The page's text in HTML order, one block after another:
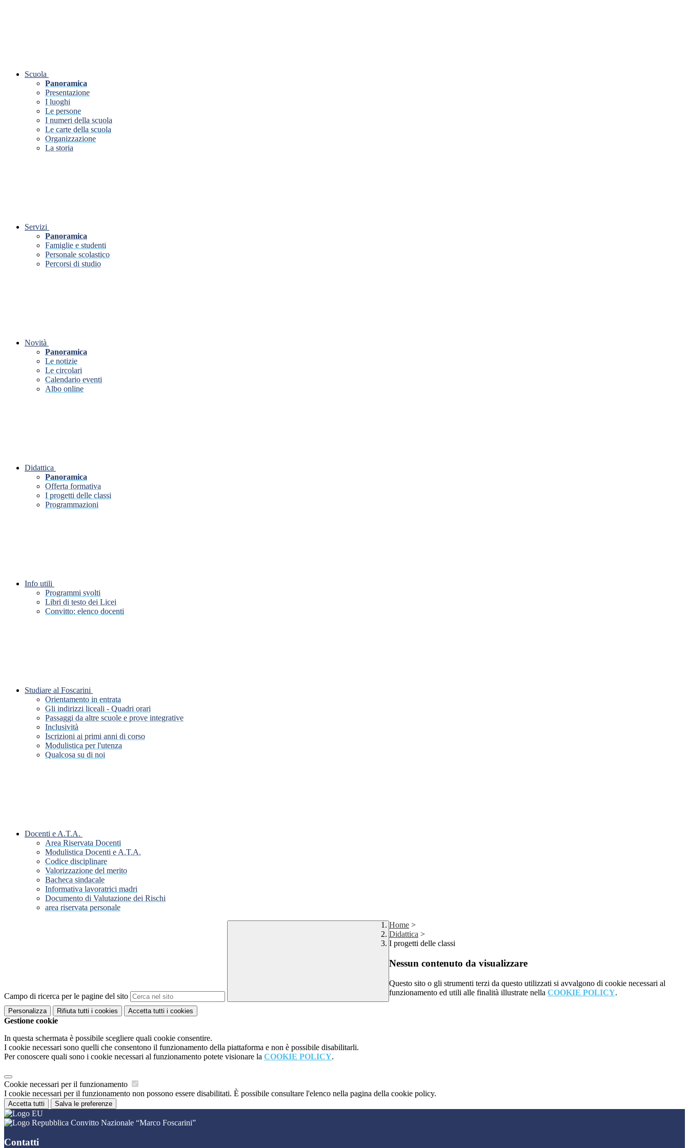
Scuola
Panoramica
Presentazione
I luoghi
Le persone
I numeri della scuola
Le carte della scuola
Organizzazione
La storia
Servizi
Panoramica
Famiglie e studenti
Personale scolastico
Percorsi di studio
Novità
Panoramica
Le notizie
Le circolari
Calendario eventi
Albo online
Didattica
Panoramica
Offerta formativa
I progetti delle classi
Programmazioni
Info utili
Programmi svolti
Libri di testo dei Licei
Convitto: elenco docenti
Studiare al Foscarini
Orientamento in entrata
Gli indirizzi liceali - Quadri orari
Passaggi da altre scuole e prove integrative
Inclusività
Iscrizioni ai primi anni di corso
Modulistica per l'utenza
Qualcosa su di noi
Docenti e A.T.A.
Area Riservata Docenti
Modulistica Docenti e A.T.A.
Codice disciplinare
Valorizzazione del merito
Bacheca sindacale
Informativa lavoratrici madri
Documento di Valutazione dei Rischi
area riservata personale
Campo di ricerca per le pagine del sito
Home >
Didattica >
I progetti delle classi
Nessun contenuto da visualizzare
Questo sito o gli strumenti terzi da questo utilizzati si avvalgono di cookie necessari al
funzionamento ed utili alle finalità illustrate nella COOKIE POLICY.
Personalizza Rifiuta tutti i cookies Accetta tutti i cookies
Gestione cookie
In questa schermata è possibile scegliere quali cookie consentire.
I cookie necessari sono quelli che consentono il funzionamento della piattaforma e non è possibile disabilitarli.
Per conoscere quali sono i cookie necessari al funzionamento potete visionare la COOKIE POLICY.
Cookie necessari per il funzionamento
I cookie necessari per il funzionamento non possono essere disabilitati. È possibile consultare l'elenco nella pagina della cookie policy.
Accetta tutti Salva le preferenze
Convitto Nazionale “Marco Foscarini”
Contatti